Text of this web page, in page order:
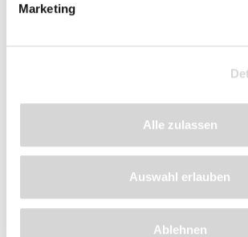
Marketing
Alle zulassen
Auswahl erlauben
Ablehnen